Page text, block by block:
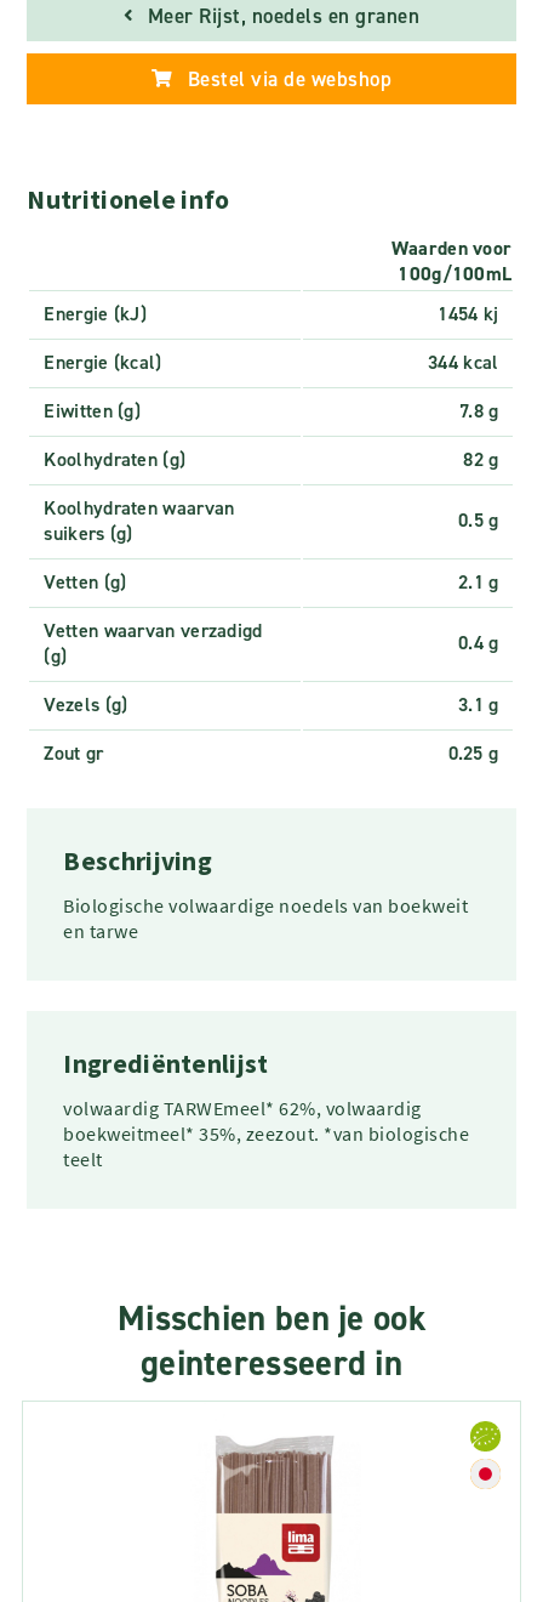
Meer Rijst, noedels en granen
Bestel via de webshop
Nutritionele info
Waarden voor
100g/100mL
Energie (kJ)
1454 kj
Energie (kcal)
344 kcal
Eiwitten (g)
7.8 g
Koolhydraten (g)
82 g
Koolhydraten waarvan
suikers (g)
0.5 g
Vetten (g)
2.1 g
Vetten waarvan verzadigd
(g)
0.4 g
Vezels (g)
3.1 g
Zout gr
0.25 g
Beschrijving
Biologische volwaardige noedels van boekweit
en tarwe
Ingrediëntenlijst
volwaardig TARWEmeel* 62%, volwaardig
boekweitmeel* 35%, zeezout. *van biologische
teelt
Misschien ben je ook
geinteresseerd in